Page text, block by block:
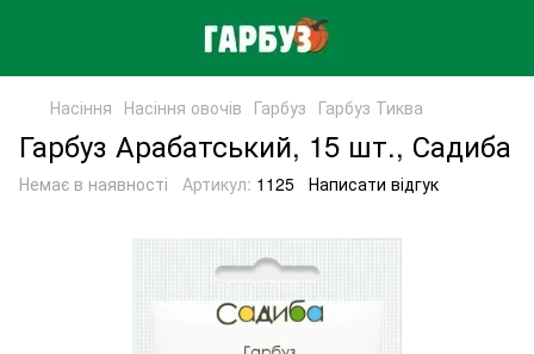
Насіння Насіння овочів Гарбуз Гарбуз Тиква
Гарбуз Арабатський, 15 шт., Садиба
Немає в наявності Артикул: 1125 Написати відгук